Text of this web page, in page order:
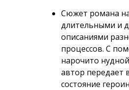
Сюжет романа
длительными и
описаниями
процессов. С
нарочито
автор передает
состояние